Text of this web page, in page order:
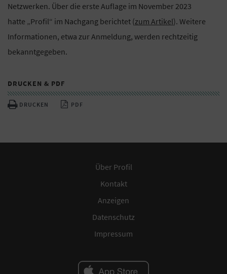
Netzwerken. Über die erste Auflage im November 2023
hatte „Profil“ im Nachgang berichtet (zum Artikel). Weitere
Informationen, etwa zur Anmeldung, werden rechtzeitig
bekanntgegeben.
DRUCKEN & PDF
DRUCKEN PDF
Über Profil
Kontakt
Anzeigen
Datenschutz
Impressum